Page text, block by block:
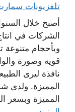
تلفزيونات
أصبح خلال
الشركات في
قوية وصورة
نافذة ليرى
المميزة. ولدى
المميزة وبسعر